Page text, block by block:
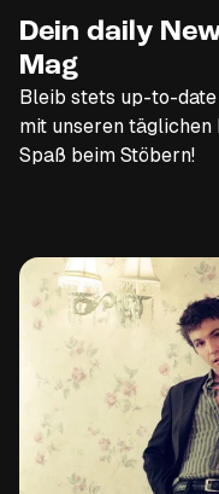
Dein daily
Mag
Bleib stets up-to-
mit unseren täglichen
Spaß beim Stöbern!